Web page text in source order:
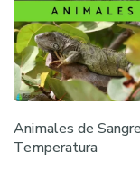
Animales de
Temperatura